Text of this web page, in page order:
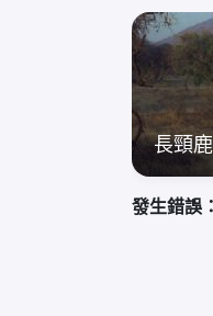
長頸鹿